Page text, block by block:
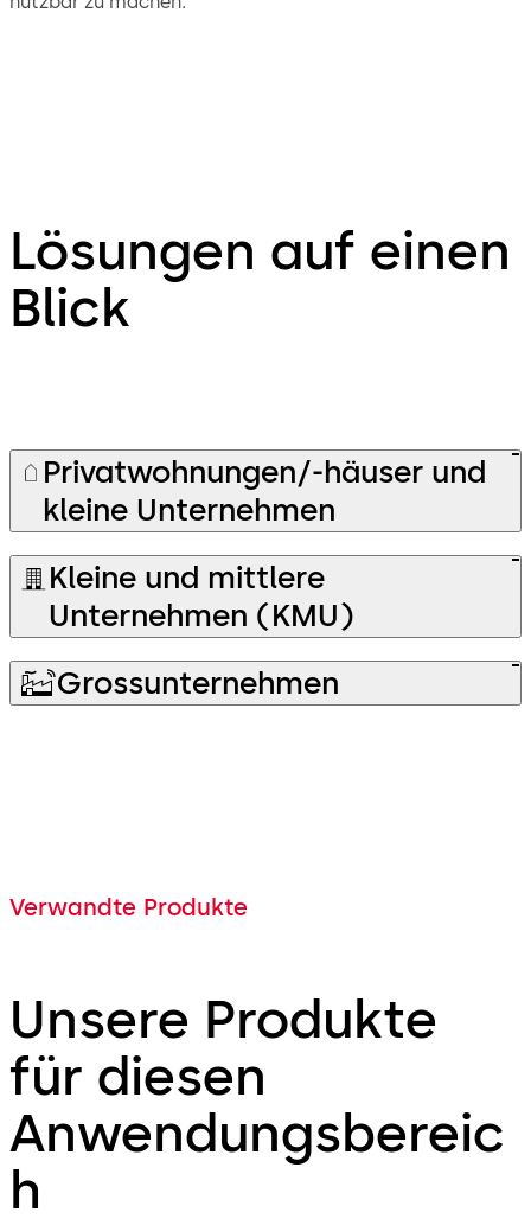
Lösungen auf einen
Blick
Privatwohnungen/-häuser und
kleine Unternehmen
Kleine und mittlere
Unternehmen (KMU)
Grossunternehmen
Verwandte Produkte
Unsere Produkte
für diesen
Anwendungsbereic
h